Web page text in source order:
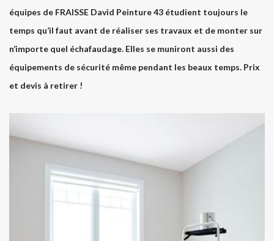
équipes de FRAISSE David Peinture 43 étudient toujours le
temps qu’il faut avant de réaliser ses travaux et de monter sur
n’importe quel échafaudage. Elles se muniront aussi des
équipements de sécurité même pendant les beaux temps. Prix
et devis à retirer !